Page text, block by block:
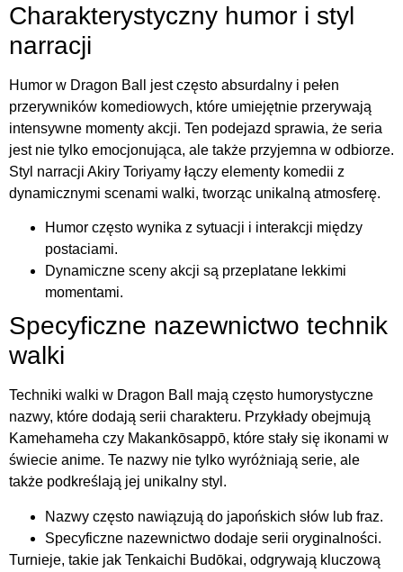
Charakterystyczny humor i styl
narracji
Humor w Dragon Ball jest często absurdalny i pełen
przerywników komediowych, które umiejętnie przerywają
intensywne momenty akcji. Ten podejazd sprawia, że seria
jest nie tylko emocjonująca, ale także przyjemna w odbiorze.
Styl narracji Akiry Toriyamy łączy elementy komedii z
dynamicznymi scenami walki, tworząc unikalną atmosferę.
Humor często wynika z sytuacji i interakcji między
postaciami.
Dynamiczne sceny akcji są przeplatane lekkimi
momentami.
Specyficzne nazewnictwo technik
walki
Techniki walki w Dragon Ball mają często humorystyczne
nazwy, które dodają serii charakteru. Przykłady obejmują
Kamehameha czy Makankōsappō, które stały się ikonami w
świecie anime. Te nazwy nie tylko wyróżniają serie, ale
także podkreślają jej unikalny styl.
Nazwy często nawiązują do japońskich słów lub fraz.
Specyficzne nazewnictwo dodaje serii oryginalności.
Turnieje, takie jak Tenkaichi Budōkai, odgrywają kluczową